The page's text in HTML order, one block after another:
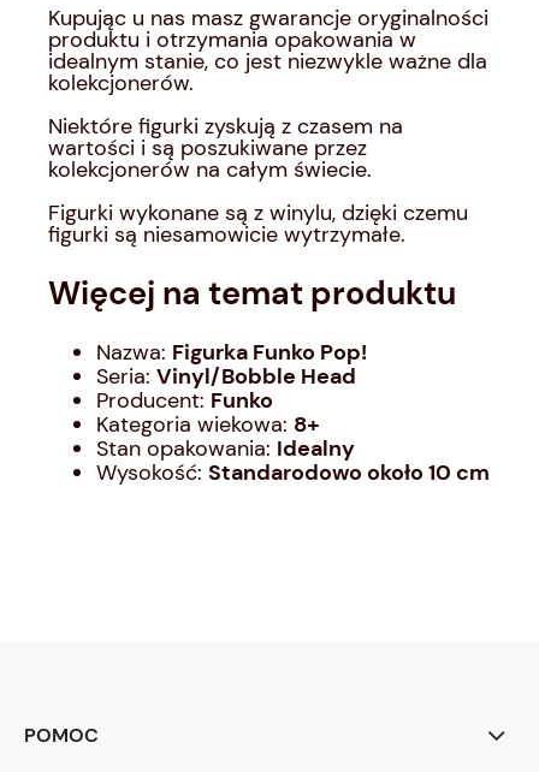
Kupując u nas masz gwarancje oryginalności
produktu i otrzymania opakowania w
idealnym stanie, co jest niezwykle ważne dla
kolekcjonerów.
Niektóre figurki zyskują z czasem na
wartości i są poszukiwane przez
kolekcjonerów na całym świecie.
Figurki wykonane są z winylu, dzięki czemu
figurki są niesamowicie wytrzymałe.
Więcej na temat produktu
Nazwa: Figurka Funko Pop!
Seria: Vinyl/Bobble Head
Producent: Funko
Kategoria wiekowa: 8+
Stan opakowania: Idealny
Wysokość: Standarodowo około 10 cm
POMOC